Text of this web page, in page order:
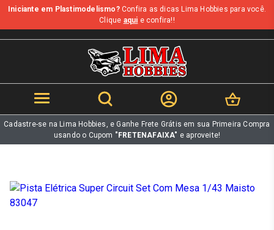
b
Iniciante em Plastimodelismo?Confira as dicas Lima Hobbies para você.
Clique aqui e confira!!
Cadastre-se na Lima Hobbies, e Ganhe Frete Grátis em sua Primeira Compra
usando o Cupom "FRETENAFAIXA" e aproveite!